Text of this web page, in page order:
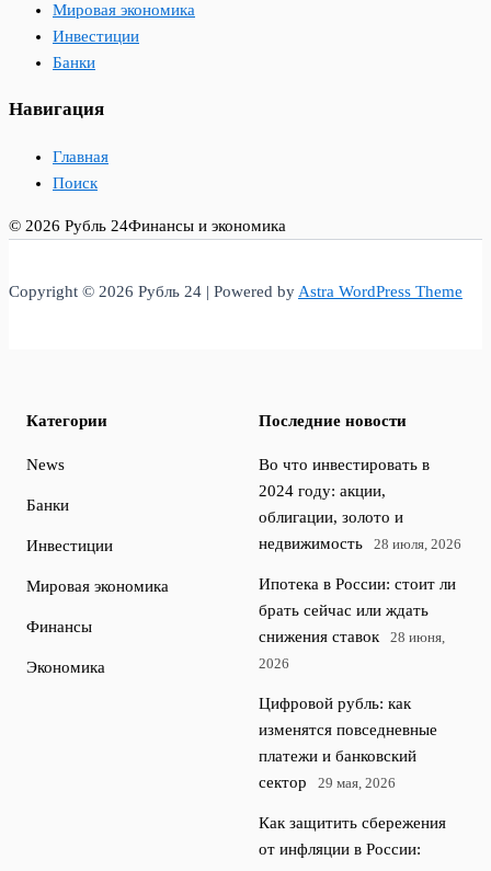
Мировая экономика
Инвестиции
Банки
Навигация
Главная
Поиск
© 2026 Рубль 24Финансы и экономика
Copyright © 2026 Рубль 24 | Powered by Astra WordPress Theme
Категории
News
Банки
Инвестиции
Мировая экономика
Финансы
Экономика
Последние новости
Во что инвестировать в
2024 году: акции,
облигации, золото и
недвижимость
28 июля, 2026
Ипотека в России: стоит ли
брать сейчас или ждать
снижения ставок
28 июня,
2026
Цифровой рубль: как
изменятся повседневные
платежи и банковский
сектор
29 мая, 2026
Как защитить сбережения
от инфляции в России: